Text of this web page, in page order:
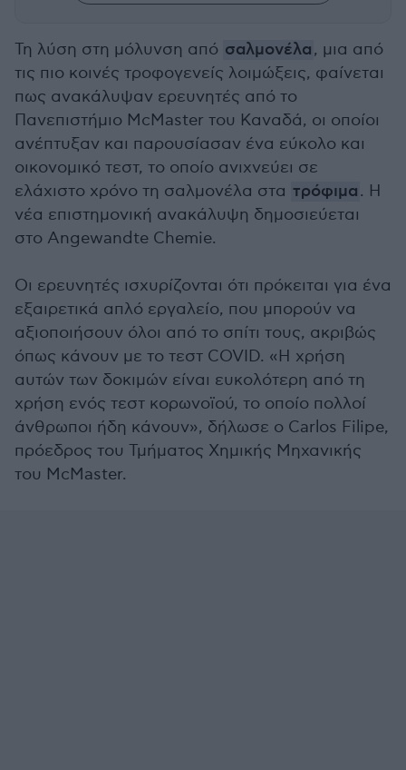
Τη λύση στη μόλυνση από σαλμονέλα, μια από
τις πιο κοινές τροφογενείς λοιμώξεις, φαίνεται
πως ανακάλυψαν ερευνητές από το
Πανεπιστήμιο McMaster του Καναδά, οι οποίοι
ανέπτυξαν και παρουσίασαν ένα εύκολο και
οικονομικό τεστ, το οποίο ανιχνεύει σε
ελάχιστο χρόνο τη σαλμονέλα στα τρόφιμα. Η
νέα επιστημονική ανακάλυψη δημοσιεύεται
στο Angewandte Chemie.
Οι ερευνητές ισχυρίζονται ότι πρόκειται για ένα
εξαιρετικά απλό εργαλείο, που μπορούν να
αξιοποιήσουν όλοι από το σπίτι τους, ακριβώς
όπως κάνουν με το τεστ COVID. «Η χρήση
αυτών των δοκιμών είναι ευκολότερη από τη
χρήση ενός τεστ κορωνοϊού, το οποίο πολλοί
άνθρωποι ήδη κάνουν», δήλωσε ο Carlos Filipe,
πρόεδρος του Τμήματος Χημικής Μηχανικής
του McMaster.